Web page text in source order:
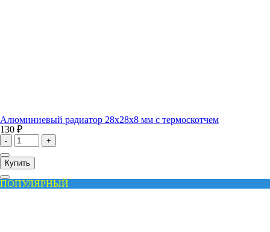
Алюминиевый радиатор 28x28x8 мм с термоскотчем
130 ₽
- +
Купить
ПОПУЛЯРНЫЙ